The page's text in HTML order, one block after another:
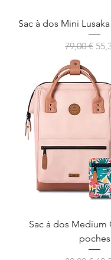
Sac à dos Mini
Prix
79,00 €
Sac à dos Medium
poches